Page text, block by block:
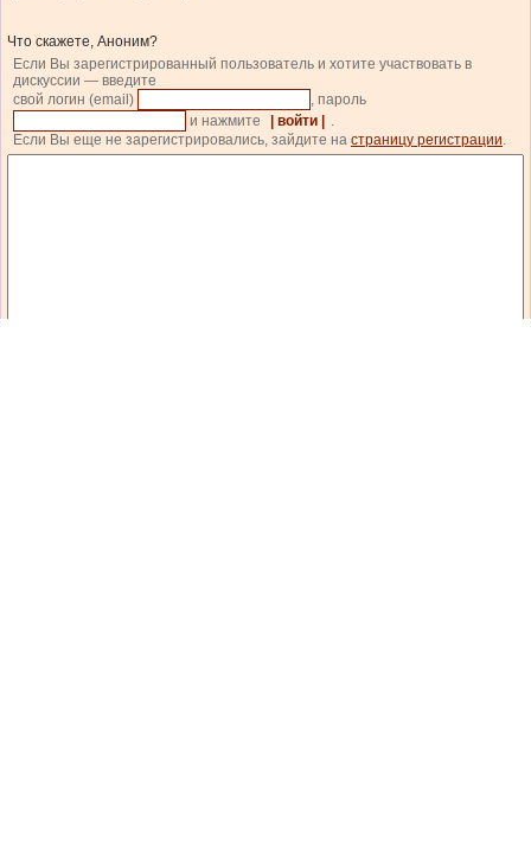
Что скажете, Аноним?
Если Вы зарегистрированный пользователь и хотите участвовать в
дискуссии — введите
свой логин (email)
, пароль
и нажмите
| войти |
.
Если Вы еще не зарегистрировались, зайдите на страницу регистрации.